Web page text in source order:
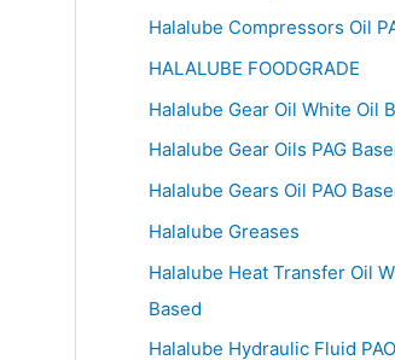
Halalube Compressors Oil
HALALUBE FOODGRADE
Halalube Gear Oil White Oil
Halalube Gear Oils PAG
Halalube Gears Oil PAO
Halalube Greases
Halalube Heat Transfer Oil
Based
Halalube Hydraulic Fluid